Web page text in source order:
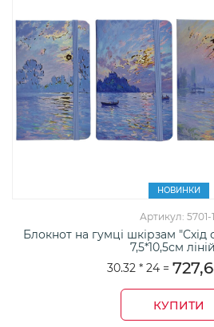
НОВИНКИ
Артикул: 5701-
Блокнот на гумці шкірзам
7,5*10,5см
30.32 * 24 =
КУПИТИ